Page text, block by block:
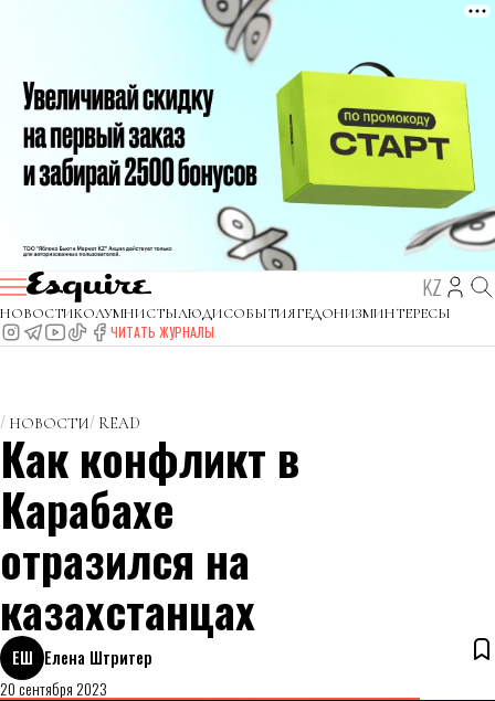
KZ
НОВОСТИКОЛУМНИСТЫЛЮДИСОБЫТИЯГЕДОНИЗМИНТЕРЕСЫ
ЧИТАТЬ ЖУРНАЛЫ
НОВОСТИ READ
Как конфликт в
Карабахе
отразился на
казахстанцах
ЕШ Елена Штритер
20 сентября 2023